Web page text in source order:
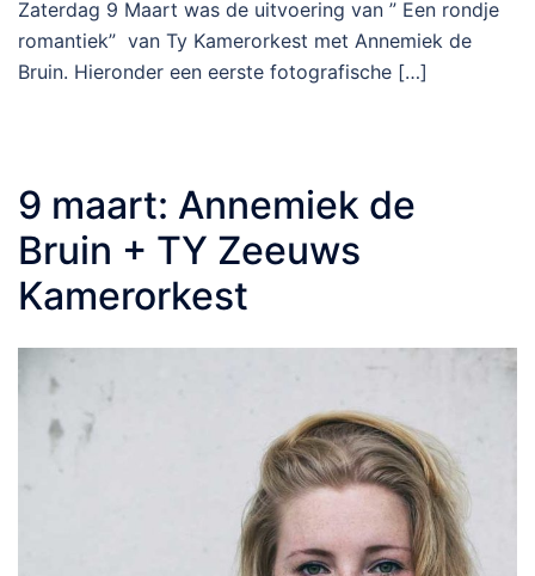
Zaterdag 9 Maart was de uitvoering van ” Een rondje
romantiek” van Ty Kamerorkest met Annemiek de
Bruin. Hieronder een eerste fotografische […]
9 maart: Annemiek de
Bruin + TY Zeeuws
Kamerorkest